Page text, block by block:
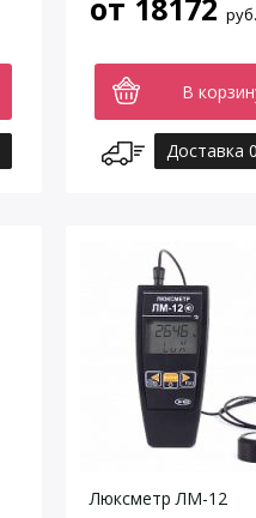
от 18172 руб.
В
Доставка
Люксметр ЛМ-12